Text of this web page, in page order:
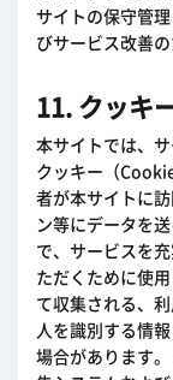
サイトの保守管
びサービス改善
11. クッキ
本サイトでは、
クッキー（
者が本サイトに
ン等にデータを
で、サービスを
ただくために使
て収集される、
人を識別する情
場合があります